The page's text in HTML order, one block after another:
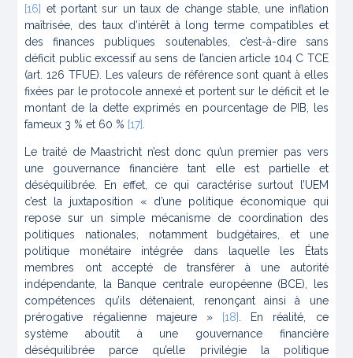
[16] et portant sur un taux de change stable, une inflation
maîtrisée, des taux d’intérêt à long terme compatibles et
des finances publiques soutenables, c’est-à-dire sans
déficit public excessif au sens de l’ancien article 104 C TCE
(art. 126 TFUE). Les valeurs de référence sont quant à elles
fixées par le protocole annexé et portent sur le déficit et le
montant de la dette exprimés en pourcentage de PIB, les
fameux 3 % et 60 % [17]
Le traité de Maastricht n’est donc qu’un premier pas vers
une gouvernance financière tant elle est partielle et
déséquilibrée. En effet, ce qui caractérise surtout l’UEM
c’est la juxtaposition « d’une politique économique qui
repose sur un simple mécanisme de coordination des
politiques nationales, notamment budgétaires, et une
politique monétaire intégrée dans laquelle les États
membres ont accepté de transférer à une autorité
indépendante, la Banque centrale européenne (BCE), les
compétences qu’ils détenaient, renonçant ainsi à une
prérogative régalienne majeure »
[18]
. En réalité, ce
système aboutit à une gouvernance financière
déséquilibrée parce qu’elle privilégie la politique